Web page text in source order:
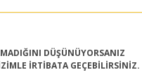
DÜŞÜNÜYORSANIZ
İRTİBATA GEÇEBİLİRSİNİZ.